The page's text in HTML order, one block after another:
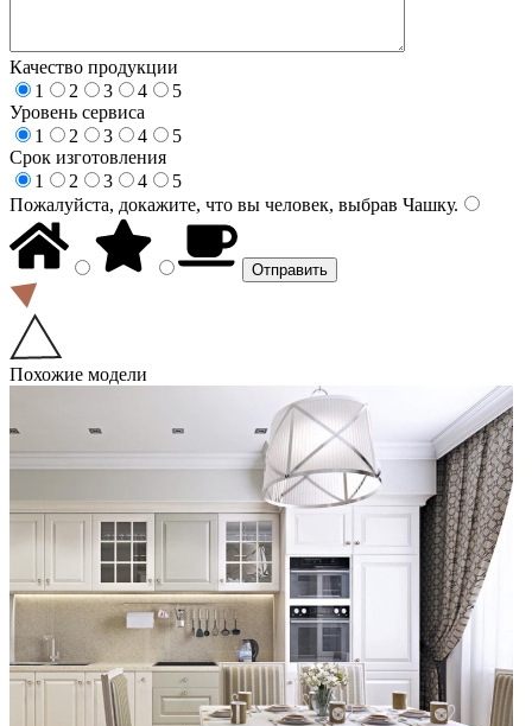
Качество продукции
1
2 3 4
5
Уровень сервиса
1
2 3 4
5
Срок изготовления
1
2 3 4
5
Пожалуйста, докажите, что вы человек, выбрав Чашку.
Похожие модели